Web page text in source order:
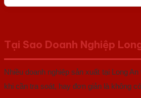
Tại Sao Doanh Nghiệp
Nhiều doanh nghiệp sản xuất tại Long
khi cần tra soát, hay đơn giản là không